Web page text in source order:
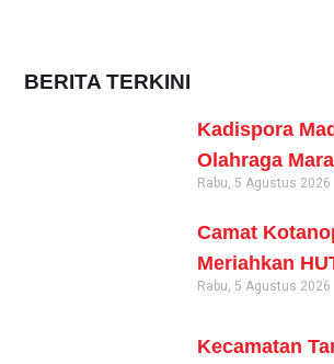
BERITA TERKINI
Kadispora
Olahraga
Rabu, 5 Agustus 2026
Camat
Meriahkan
Rabu, 5 Agustus 2026
Kecamatan